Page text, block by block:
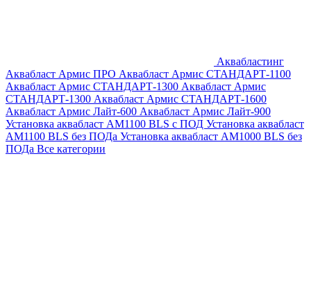
Аквабластинг
Аквабласт Армис ПРО Аквабласт Армис СТАНДАРТ-1100
Аквабласт Армис СТАНДАРТ-1300 Аквабласт Армис
СТАНДАРТ-1300 Аквабласт Армис СТАНДАРТ-1600
Аквабласт Армис Лайт-600 Аквабласт Армис Лайт-900
Установка аквабласт AM1100 BLS с ПОД Установка аквабласт
AM1100 BLS без ПОДа Установка аквабласт AM1000 BLS без
ПОДа Все категории